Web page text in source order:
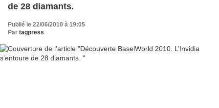
de 28 diamants.
Publié le 22/06/2010 à 19:05
Par tagpress